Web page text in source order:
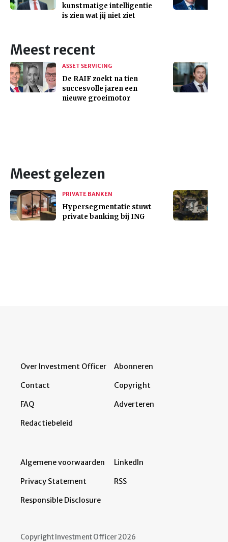
kunstmatige intelligentie
is zien wat jij niet ziet
Meest recent
ASSET SERVICING
De RAIF zoekt na tien
succesvolle jaren een
nieuwe groeimotor
Meest gelezen
PRIVATE BANKEN
Hypersegmentatie stuwt
private banking bij ING
Over Investment Officer
Contact
FAQ
Redactiebeleid
Abonneren
Copyright
Adverteren
Algemene voorwaarden
Privacy Statement
Responsible Disclosure
LinkedIn
RSS
Copyright Investment Officer 2026